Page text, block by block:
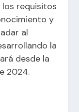
los requisitos
y
al
la
desde la
2024.